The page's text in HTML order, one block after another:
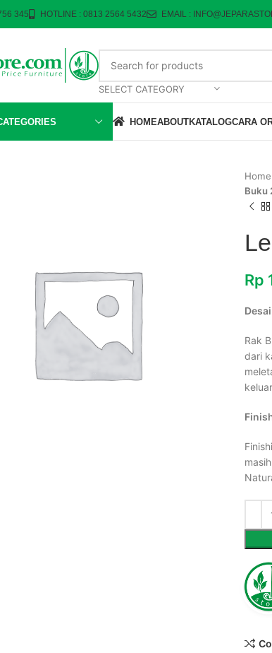
345 HOTLINE : 0813 2564 5432 EMAIL :
SELECT CATEGORY
HOMEABOUTKATALOGCARA
Home
Buku
Rp
Rak
dari